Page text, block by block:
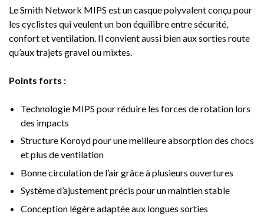
Le Smith Network MIPS est un casque polyvalent conçu pour
les cyclistes qui veulent un bon équilibre entre sécurité,
confort et ventilation. Il convient aussi bien aux sorties route
qu’aux trajets gravel ou mixtes.
Points forts :
Technologie MIPS pour réduire les forces de rotation lors
des impacts
Structure Koroyd pour une meilleure absorption des chocs
et plus de ventilation
Bonne circulation de l’air grâce à plusieurs ouvertures
Système d’ajustement précis pour un maintien stable
Conception légère adaptée aux longues sorties